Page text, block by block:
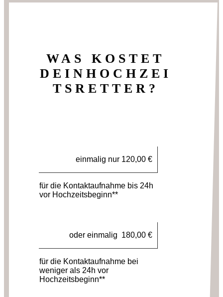
WAS KOSTET
DEINHOCHZEI
TSRETTER?
einmalig nur 120,00 €
für die Kontaktaufnahme bis 24h
vor Hochzeitsbeginn**
oder einmalig 180,00 €
für die Kontaktaufnahme bei
weniger als 24h vor
Hochzeitsbeginn**